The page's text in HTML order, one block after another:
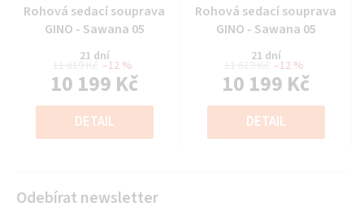
Průměrné
hodnocení
produktu
je
0,0
5
hvězdiček.
Rohová sedací souprava
GINO - Sawana 05
21 dní
–12 %
10 199 Kč
Měrná
cena:
DETAIL
Průměrné
hodnocení
produktu
je
0,0
5
hvězdiček.
Rohová sedací souprava
GINO - Sawana 05
21 dní
–12 %
10 199 Kč
Měrná
cena:
DETAIL
Odebírat newsletter